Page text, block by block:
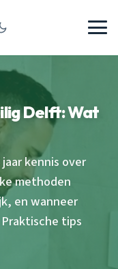
Delft: Wat
kennis over
methoden
en wanneer
tips